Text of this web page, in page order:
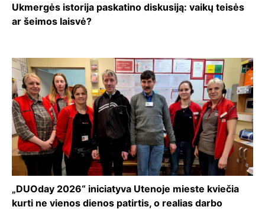
Ukmergės istorija paskatino diskusiją: vaikų teisės
ar šeimos laisvė?
„DUOday 2026“ iniciatyva Utenoje mieste kviečia
kurti ne vienos dienos patirtis, o realias darbo